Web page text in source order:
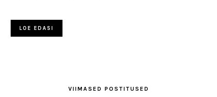
LOE EDASI
VIIMASED POSTITUSED